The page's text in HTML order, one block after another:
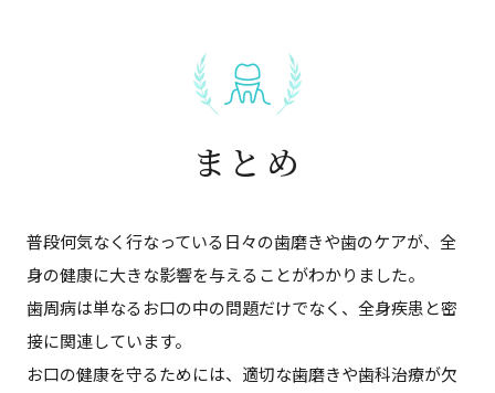
まとめ
普段何気なく行なっている日々の歯磨きや歯のケアが、全
身の健康に大きな影響を与えることがわかりました。
歯周病は単なるお口の中の問題だけでなく、全身疾患と密
接に関連しています。
お口の健康を守るためには、適切な歯磨きや歯科治療が欠